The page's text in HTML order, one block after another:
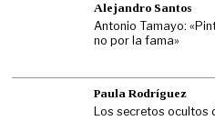
Alejandro Santos
Antonio Tamayo:
no por la fama»
Paula Rodríguez
Los secretos ocultos